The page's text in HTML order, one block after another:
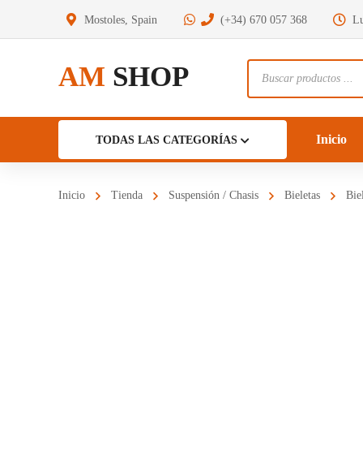
Mostoles, Spain (+34) 670 057 368
AM SHOP
de
productos
TODAS LAS CATEGORÍAS Inicio
Inicio Tienda Suspensión / Chasis Bieletas